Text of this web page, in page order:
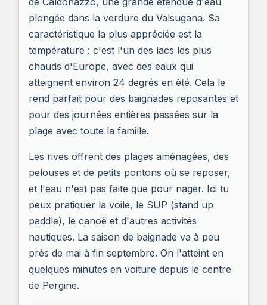
plongée dans la verdure du Valsugana. Sa
caractéristique la plus appréciée est la
température : c'est l'un des lacs les plus
chauds d'Europe, avec des eaux qui
atteignent environ 24 degrés en été. Cela le
rend parfait pour des baignades reposantes et
pour des journées entières passées sur la
plage avec toute la famille.
Les rives offrent des plages aménagées, des
pelouses et de petits pontons où se reposer,
et l'eau n'est pas faite que pour nager. Ici tu
peux pratiquer la voile, le SUP (stand up
paddle), le canoë et d'autres activités
nautiques. La saison de baignade va à peu
près de mai à fin septembre. On l'atteint en
quelques minutes en voiture depuis le centre
de Pergine.